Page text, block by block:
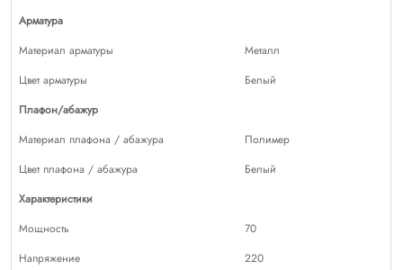
Арматура
Материал арматуры
Металл
Цвет арматуры
Белый
Плафон/абажур
Материал плафона / абажура
Полимер
Цвет плафона / абажура
Белый
Характеристики
Мощность
70
Напряжение
220